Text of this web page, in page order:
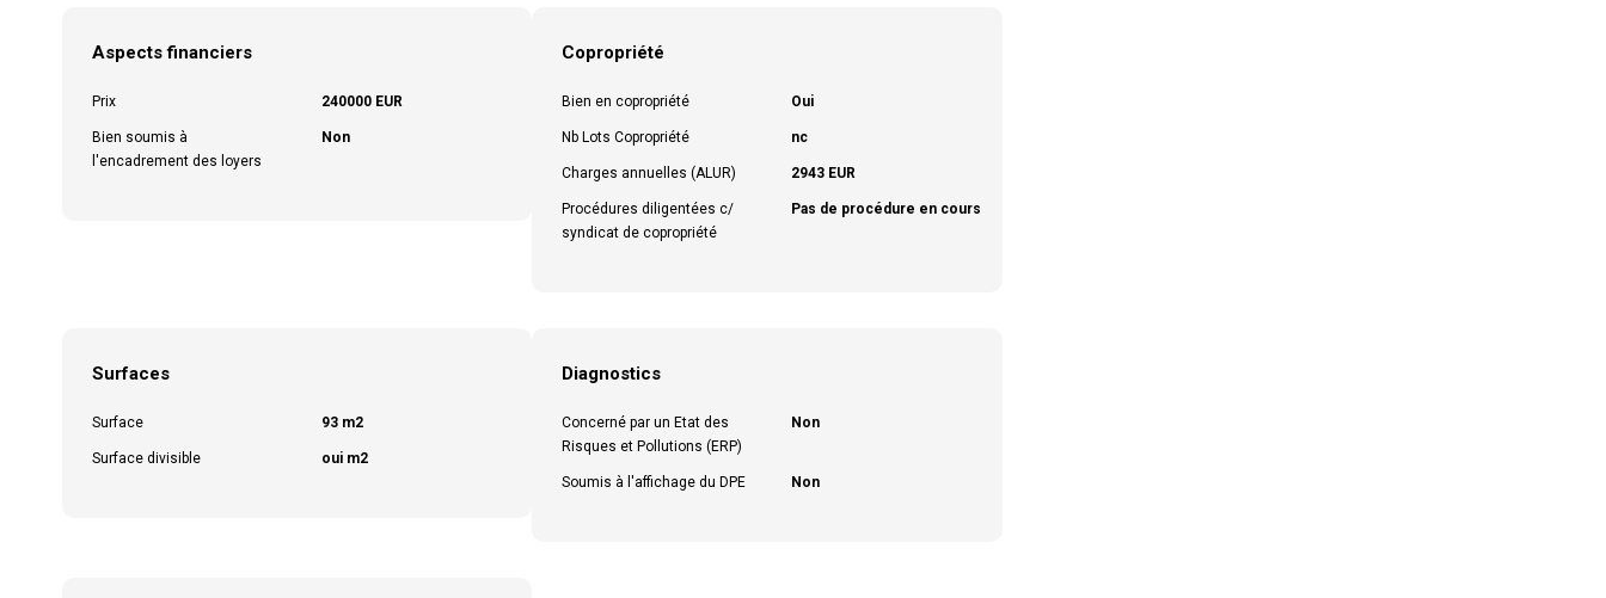
Aspects financiers
Prix 240000 EUR
Bien soumis à
l'encadrement des loyers
Non
Copropriété
Bien en copropriété Oui
Nb Lots Copropriété nc
Charges annuelles (ALUR) 2943 EUR
Procédures diligentées c/
syndicat de copropriété
Pas de procédure en cours
Surfaces
Surface 93 m2
Surface divisible oui m2
Diagnostics
Concerné par un Etat des
Risques et Pollutions (ERP)
Non
Soumis à l'affichage du DPE Non